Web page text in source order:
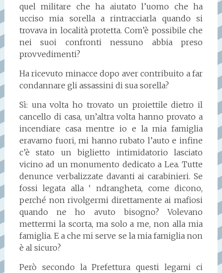
quel militare che ha aiutato l’uomo che ha
ucciso mia sorella a rintracciarla quando si
trovava in località protetta. Com’è possibile che
nei suoi confronti nessuno abbia preso
provvedimenti?
Ha ricevuto minacce dopo aver contribuito a far
condannare gli assassini di sua sorella?
Sì: una volta ho trovato un proiettile dietro il
cancello di casa, un’altra volta hanno provato a
incendiare casa mentre io e la mia famiglia
eravamo fuori, mi hanno rubato l’auto e infine
c’è stato un biglietto intimidatorio lasciato
vicino ad un monumento dedicato a Lea. Tutte
denunce verbalizzate davanti ai carabinieri. Se
fossi legata alla ‘ ndrangheta, come dicono,
perché non rivolgermi direttamente ai mafiosi
quando ne ho avuto bisogno? Volevano
mettermi la scorta, ma solo a me, non alla mia
famiglia. E a che mi serve se la mia famiglia non
è al sicuro?
Però secondo la Prefettura questi legami ci